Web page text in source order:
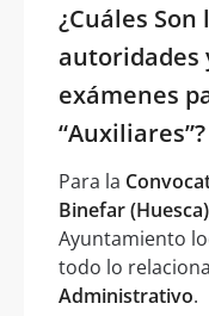
¿Cuáles
autoridades
exámenes
“Auxiliares”?
Para la
Binefar (Huesca)
Ayuntamiento
todo lo
Administrativo.